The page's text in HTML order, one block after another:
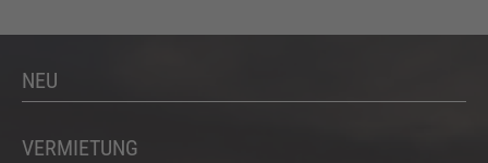
NEU
VERMIETUNG